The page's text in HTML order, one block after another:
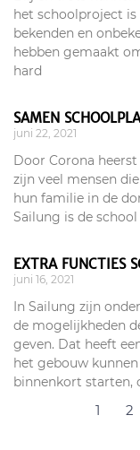
het schoolproject is
bekenden en
hebben gemaakt
hard
SAMEN
juni 22, 2021
Door Corona
zijn veel mensen
hun familie in de
Sailung is de
EXTRA FUNCTIES
juni 16, 2021
In Sailung zijn
de mogelijkheden
geven. Dat heeft
het gebouw
binnenkort starten,
1 2